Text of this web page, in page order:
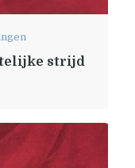
strijd